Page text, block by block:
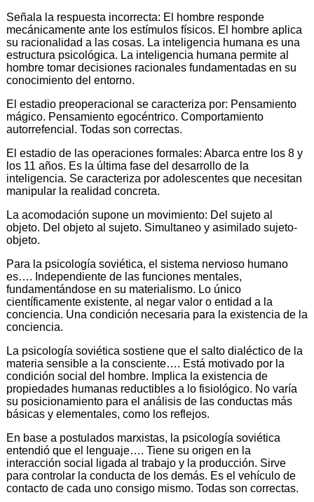
Señala la respuesta incorrecta: El hombre responde
mecánicamente ante los estímulos físicos. El hombre aplica
su racionalidad a las cosas. La inteligencia humana es una
estructura psicológica. La inteligencia humana permite al
hombre tomar decisiones racionales fundamentadas en su
conocimiento del entorno.
El estadio preoperacional se caracteriza por: Pensamiento
mágico. Pensamiento egocéntrico. Comportamiento
autorrefencial. Todas son correctas.
El estadio de las operaciones formales: Abarca entre los 8 y
los 11 años. Es la última fase del desarrollo de la
inteligencia. Se caracteriza por adolescentes que necesitan
manipular la realidad concreta.
La acomodación supone un movimiento: Del sujeto al
objeto. Del objeto al sujeto. Simultaneo y asimilado sujeto-
objeto.
Para la psicología soviética, el sistema nervioso humano
es…. Independiente de las funciones mentales,
fundamentándose en su materialismo. Lo único
científicamente existente, al negar valor o entidad a la
conciencia. Una condición necesaria para la existencia de la
conciencia.
La psicología soviética sostiene que el salto dialéctico de la
materia sensible a la consciente…. Está motivado por la
condición social del hombre. Implica la existencia de
propiedades humanas reductibles a lo fisiológico. No varía
su posicionamiento para el análisis de las conductas más
básicas y elementales, como los reflejos.
En base a postulados marxistas, la psicología soviética
entendió que el lenguaje…. Tiene su origen en la
interacción social ligada al trabajo y la producción. Sirve
para controlar la conducta de los demás. Es el vehículo de
contacto de cada uno consigo mismo. Todas son correctas.